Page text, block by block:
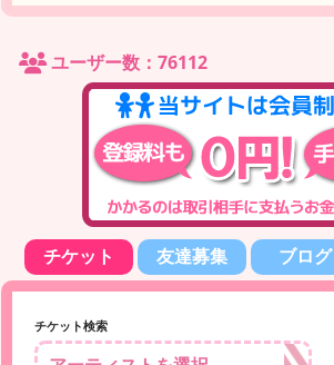
ユーザー数：76112
チケット 友達募集 ブログ
チケット検索